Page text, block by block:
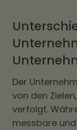
Der
von den
verfolgt.
messbare